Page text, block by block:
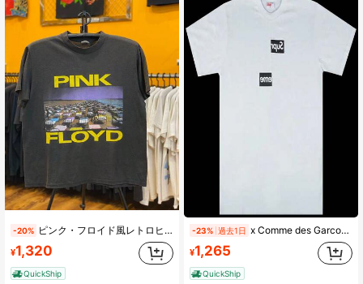
-20% ピンク・フロイド風レトロヒップホップスタイルアメリカン半袖シャツ（デジタルダイレクトインジェクション製法）
¥1,320
QuickShip
-23% 過去1日 x Comme des Garcons Split Box Shirt Complete T-Shirt White
¥1,265
QuickShip